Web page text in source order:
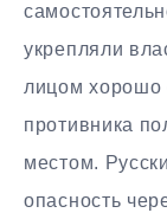
укрепляли
лицом хорошо
противника
местом.
опасность